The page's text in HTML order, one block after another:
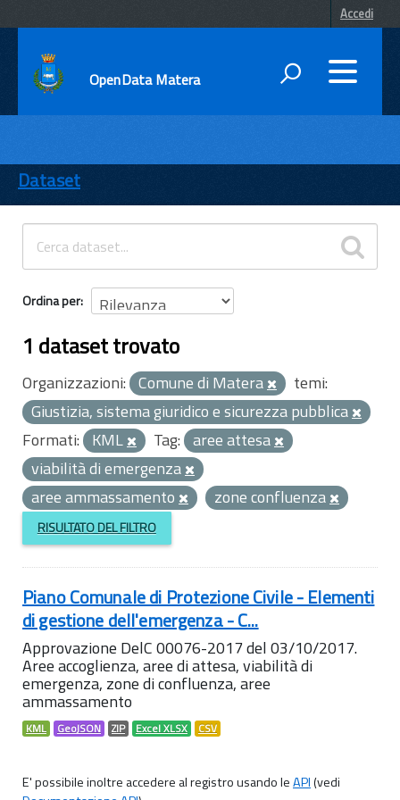
Accedi
OpenData Matera
ENTI
TEMI
INFORMAZIONI
Dataset
Ordina per
1 dataset trovato
Organizzazioni: Comune di Matera
temi:
Giustizia, sistema giuridico e sicurezza pubblica
Formati: KML Tag: aree attesa
viabilità di emergenza
aree ammassamento
zone confluenza
RISULTATO DEL FILTRO
Piano Comunale di Protezione Civile - Elementi
di gestione dell'emergenza - C...
Approvazione DelC 00076-2017 del 03/10/2017.
Aree accoglienza, aree di attesa, viabilità di
emergenza, zone di confluenza, aree
ammassamento
KML GeoJSON ZIP Excel XLSX CSV
E' possibile inoltre accedere al registro usando leAPI(vedi